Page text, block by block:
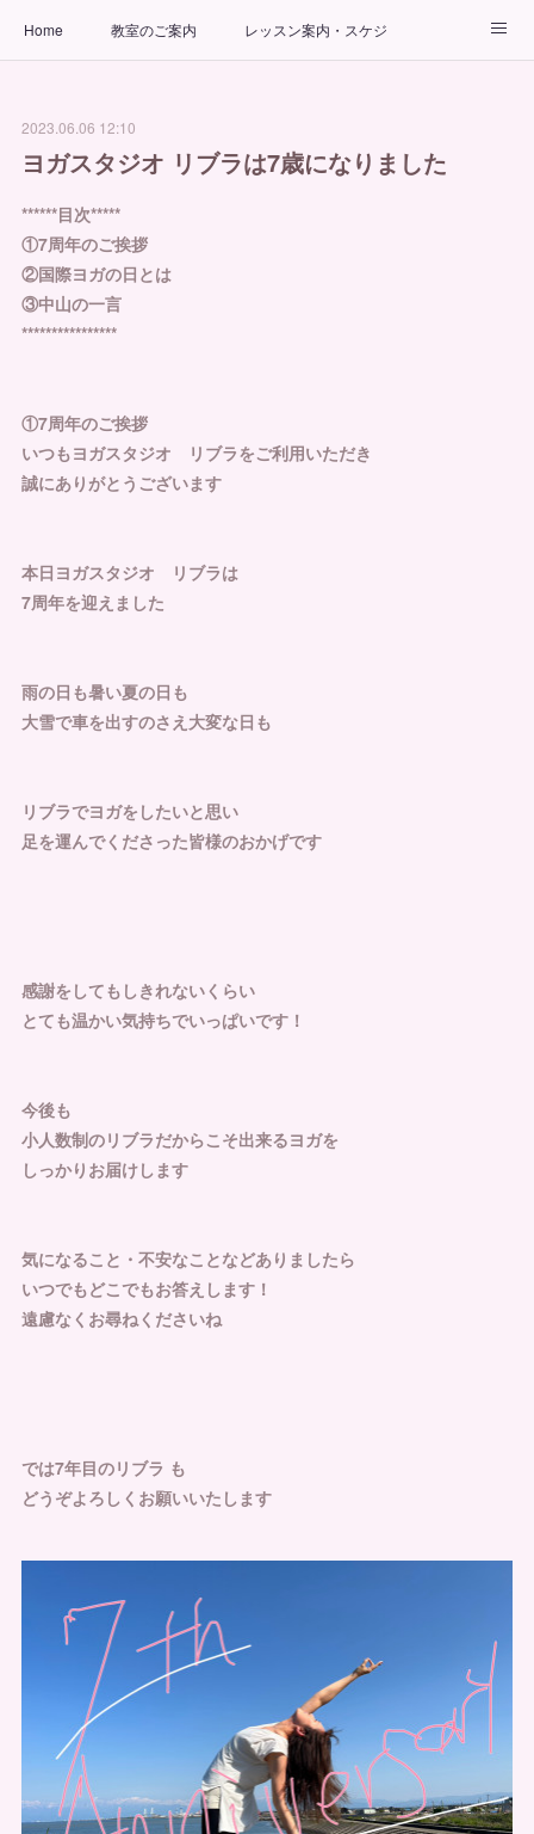
Home 教室のご案内 レッスン案内・スケジュール
出張ヨガ教室 パーソナルヨガレッスン
2023.06.06 12:10
ヨガスタジオ リブラは7歳になりました
******目次*****
①7周年のご挨拶
②国際ヨガの日とは
③中山の一言
****************
①7周年のご挨拶
いつもヨガスタジオ リブラをご利用いただき
誠にありがとうございます
本日ヨガスタジオ リブラは
7周年を迎えました
雨の日も暑い夏の日も
大雪で車を出すのさえ大変な日も
リブラでヨガをしたいと思い
足を運んでくださった皆様のおかげです
感謝をしてもしきれないくらい
とても温かい気持ちでいっぱいです！
今後も
小人数制のリブラだからこそ出来るヨガを
しっかりお届けします
気になること・不安なことなどありましたら
いつでもどこでもお答えします！
遠慮なくお尋ねくださいね
では7年目のリブラ も
どうぞよろしくお願いいたします